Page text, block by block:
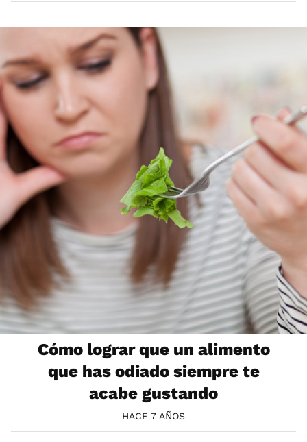
Cómo lograr que un alimento
que has odiado siempre te
acabe gustando
HACE 7 AÑOS